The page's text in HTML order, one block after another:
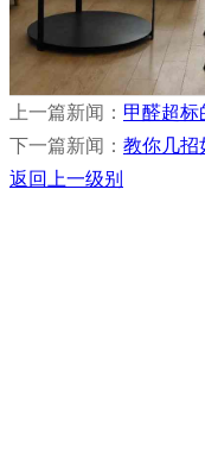
上一篇新闻： 甲醛超标
下一篇新闻： 教你几招
返回上一级别